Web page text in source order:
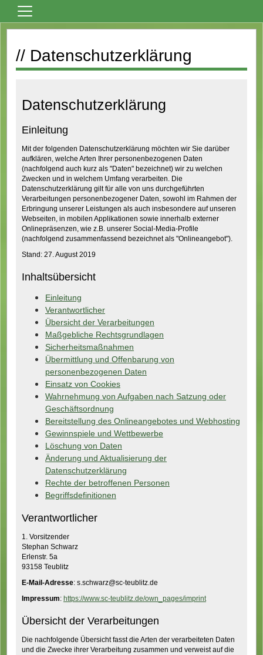
Vereinsnews
Über den Verein
Sportheim Mieten
Kontaktformular
Formulare
Bilder
Terminkalender
// Datenschutzerklärung
Datenschutzerklärung
Einleitung
Mit der folgenden Datenschutzerklärung möchten wir Sie darüber
aufklären, welche Arten Ihrer personenbezogenen Daten
(nachfolgend auch kurz als "Daten" bezeichnet) wir zu welchen
Zwecken und in welchem Umfang verarbeiten. Die
Datenschutzerklärung gilt für alle von uns durchgeführten
Verarbeitungen personenbezogener Daten, sowohl im Rahmen der
Erbringung unserer Leistungen als auch insbesondere auf unseren
Webseiten, in mobilen Applikationen sowie innerhalb externer
Onlinepräsenzen, wie z.B. unserer Social-Media-Profile
(nachfolgend zusammenfassend bezeichnet als "Onlineangebot").
Stand: 27. August 2019
Inhaltsübersicht
Einleitung
Verantwortlicher
Übersicht der Verarbeitungen
Maßgebliche Rechtsgrundlagen
Sicherheitsmaßnahmen
Übermittlung und Offenbarung von
personenbezogenen Daten
Einsatz von Cookies
Wahrnehmung von Aufgaben nach Satzung oder
Geschäftsordnung
Bereitstellung des Onlineangebotes und Webhosting
Gewinnspiele und Wettbewerbe
Löschung von Daten
Änderung und Aktualisierung der
Datenschutzerklärung
Rechte der betroffenen Personen
Begriffsdefinitionen
Verantwortlicher
1. Vorsitzender
Stephan Schwarz
Erlenstr. 5a
93158 Teublitz
E-Mail-Adresse: s.schwarz@sc-teublitz.de
Impressum: https://www.sc-teublitz.de/own_pages/imprint
Übersicht der Verarbeitungen
Die nachfolgende Übersicht fasst die Arten der verarbeiteten Daten
und die Zwecke ihrer Verarbeitung zusammen und verweist auf die